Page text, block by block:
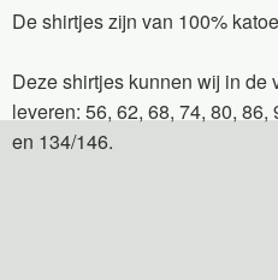
De shirtjes zijn van 100%
Deze shirtjes kunnen wij in de
leveren: 56, 62, 68, 74, 80,
en 134/146.